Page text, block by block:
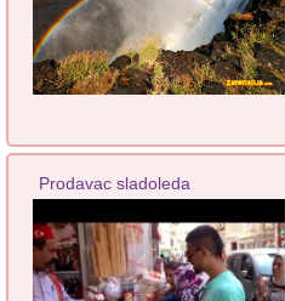
Prodavac sladoleda